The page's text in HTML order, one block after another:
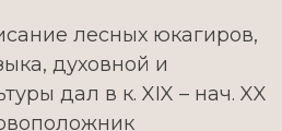
лесных юкагиров,
духовной и
дал в к. XIX – нач. XX